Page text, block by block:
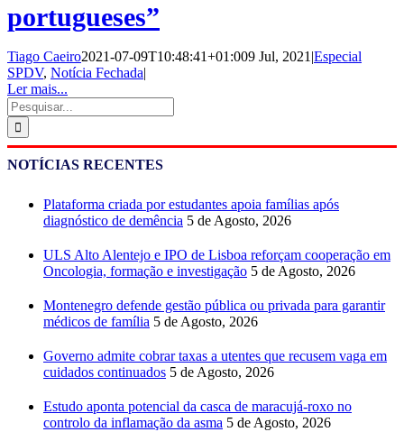
portugueses”
Tiago Caeiro2021-07-09T10:48:41+01:009 Jul, 2021 |Especial
SPDV, Notícia Fechada|
Ler mais...
Pesquisar
NOTÍCIAS RECENTES
Plataforma criada por estudantes apoia famílias após
diagnóstico de demência 5 de Agosto, 2026
ULS Alto Alentejo e IPO de Lisboa reforçam cooperação em
Oncologia, formação e investigação 5 de Agosto, 2026
Montenegro defende gestão pública ou privada para garantir
médicos de família 5 de Agosto, 2026
Governo admite cobrar taxas a utentes que recusem vaga em
cuidados continuados 5 de Agosto, 2026
Estudo aponta potencial da casca de maracujá-roxo no
controlo da inflamação da asma 5 de Agosto, 2026